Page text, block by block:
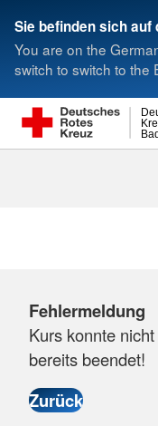
Sie befinden sich auf
You are on the
switch to switch to the
Fehlermeldung
Kurs konnte
bereits beendet!